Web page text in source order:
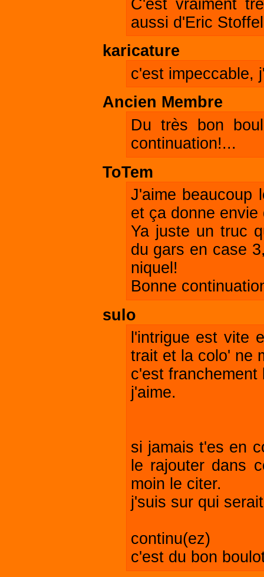
C'est vraiment
aussi d'Eric
karicature
c'est impeccable,
Ancien Membre
Du très bon
continuation!...
ToTem
J'aime beaucoup
et ça donne
Ya juste un truc
du gars en case
niquel!
Bonne
sulo
l'intrigue est vite
trait et la colo' ne
c'est franchement
j'aime.
si jamais t'es en
le rajouter dans
moin le citer.
j'suis sur qui
continu(ez)
c'est du bon